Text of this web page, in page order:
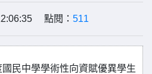
點閱： 511
民中學學術性向資賦優異學生